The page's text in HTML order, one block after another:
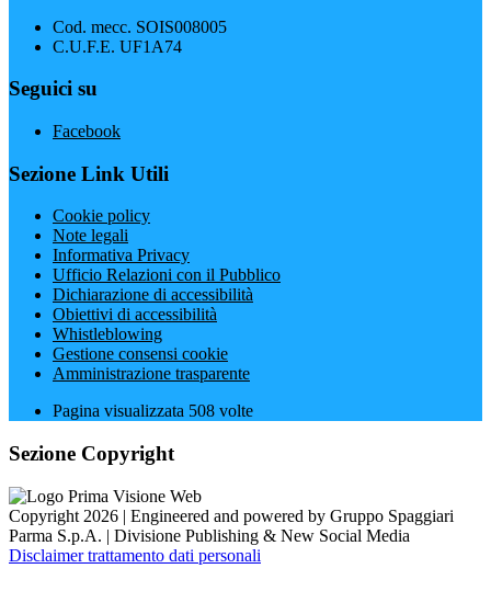
Cod. mecc. SOIS008005
C.U.F.E. UF1A74
Seguici su
Facebook
Sezione Link Utili
Cookie policy
Note legali
Informativa Privacy
Ufficio Relazioni con il Pubblico
Dichiarazione di accessibilità
Obiettivi di accessibilità
Whistleblowing
Gestione consensi cookie
Amministrazione trasparente
Pagina visualizzata 508 volte
Sezione Copyright
Copyright 2026 | Engineered and powered by Gruppo Spaggiari
Parma S.p.A. | Divisione Publishing & New Social Media
Disclaimer trattamento dati personali